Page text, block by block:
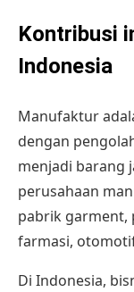
Kontribusi
Indonesia
Manufaktur
dengan
menjadi barang
perusahaan
pabrik garment,
farmasi,
Di Indonesia,